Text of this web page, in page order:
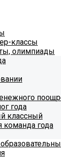
классы
олимпиады
года
классный
команда года